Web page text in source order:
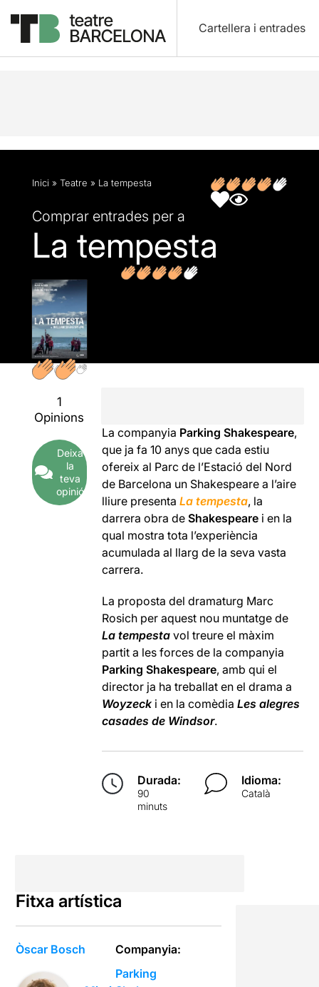
Cartellera i entrades
Descripció Fitxa artística Opinions
Inici » Teatre » La tempesta
Comprar entrades per a
La tempesta
1
Opinions
Deixa
la
teva
opinió
La companyia Parking Shakespeare,
que ja fa 10 anys que cada estiu
ofereix al Parc de l’Estació del Nord
de Barcelona un Shakespeare a l’aire
lliure presentaLa tempesta, la
darrera obra deShakespeare i en la
qual mostra tota l’experiència
acumulada al llarg de la seva vasta
carrera.
La proposta del dramaturg Marc
Rosich per aquest nou muntatge de
La tempesta vol treure el màxim
partit a les forces de la companyia
Parking Shakespeare, amb qui el
director ja ha treballat en el drama a
Woyzecki en la comèdiaLes alegres
casades de Windsor.
Durada:
90
minuts
Idioma:
Català
Fitxa artística
Òscar Bosch
Companyia:
Parking